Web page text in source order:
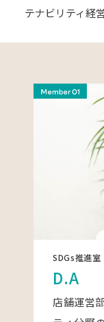
テナビリティ経
SDGs推進室
D.A
店舗運営